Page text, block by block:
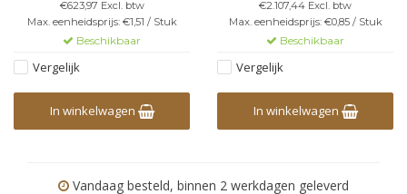
€623,97 Excl. btw
Max. eenheidsprijs: €1,51 / Stuk
Beschikbaar
Vergelijk
In winkelwagen
€2.107,44 Excl. btw
Max. eenheidsprijs: €0,85 / Stuk
Beschikbaar
Vergelijk
In winkelwagen
Vandaag besteld, binnen 2 werkdagen geleverd